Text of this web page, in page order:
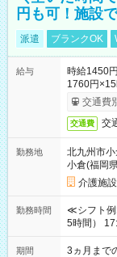
円も可！施設
派遣 ブランクOK
給与
時給1450
1760円
交通費
交通費 交
勤務地
北九州市
小倉(福岡
介護施
勤務時間
≪シフト例
5時間） 17:00
働く時間
期間
3ヵ月まで